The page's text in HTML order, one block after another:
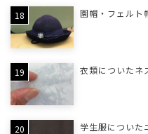
園帽・フェルト
衣類についたネ
学生服についた